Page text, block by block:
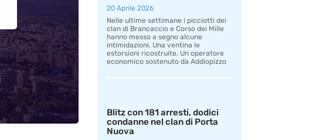
20 Aprile 2026
Nelle ultime settimane i picciotti dei
clan di Brancaccio e Corso dei Mille
hanno messo a segno alcune
intimidazioni. Una ventina le
estorsioni ricostruite. Un operatore
economico sostenuto da Addiopizzo
Blitz con 181 arresti, dodici
condanne nel clan di Porta
Nuova